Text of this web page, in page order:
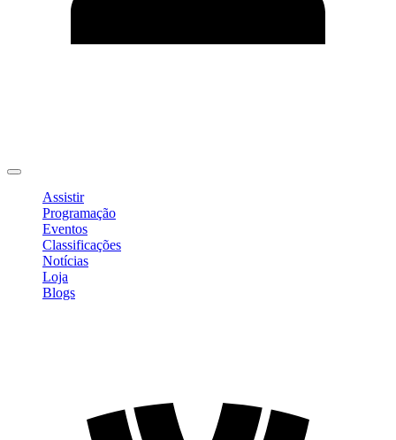
Assistir
Programação
Eventos
Classificações
Notícias
Loja
Blogs